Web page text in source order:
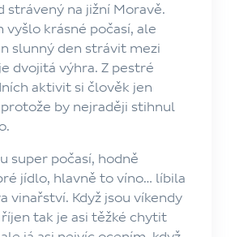
strávený na jižní Moravě.
vyšlo krásné počasí, ale
slunný den strávit mezi
dvojitá výhra. Z pestré
aktivit si člověk jen
by nejraději stihnul
super počasí, hodně
jídlo, hlavně to víno… líbila
vinařství. Když jsou víkendy
tak je asi těžké chytit